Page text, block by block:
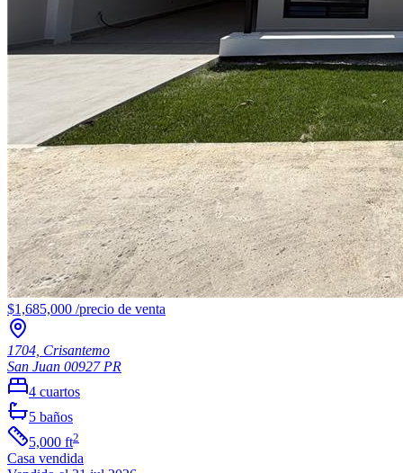
$1,685,000 /precio de venta
1704, Crisantemo
San Juan 00927PR
4 cuartos
5 baños
5,000 ft2
Casa vendida